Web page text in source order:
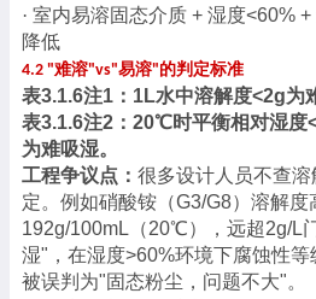
· 室内易溶固态介质 + 湿度<60%
降低
4.2 "难溶"vs"易溶"的判定标准
表3.1.6注1：1L水中溶解度<2g为
表3.1.6注2：20℃时平衡相对湿度
为难吸湿。
工程争议点： 很多设计人员不查溶
定。例如硝酸铵（G3/G8）溶解度
192g/100mL（20℃），远超2g/L
湿"，在湿度>60%环境下腐蚀性
被误判为"固态粉尘，问题不大"。